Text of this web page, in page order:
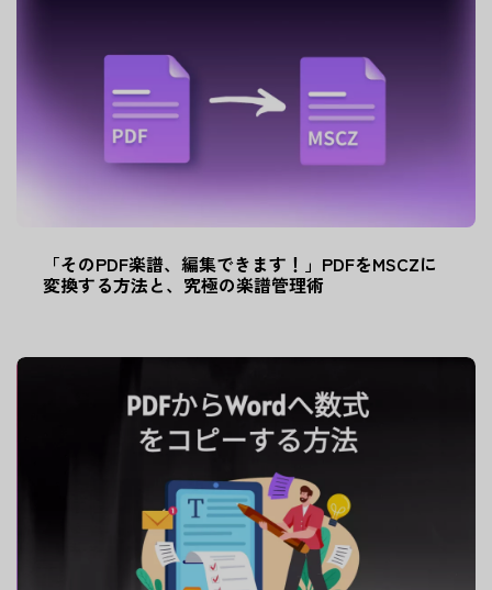
「そのPDF楽譜、編集できます！」PDFをMSCZに
変換する方法と、究極の楽譜管理術